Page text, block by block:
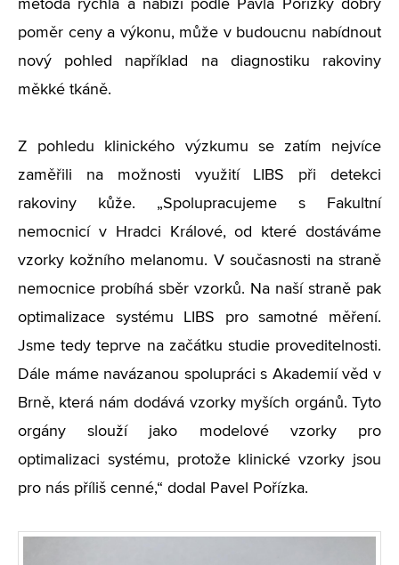
metoda rychlá a nabízí podle Pavla Pořízky dobrý
poměr ceny a výkonu, může v budoucnu nabídnout
nový pohled například na diagnostiku rakoviny
měkké tkáně.
Z pohledu klinického výzkumu se zatím nejvíce
zaměřili na možnosti využití LIBS při detekci
rakoviny kůže. „Spolupracujeme s Fakultní
nemocnicí v Hradci Králové, od které dostáváme
vzorky kožního melanomu. V současnosti na straně
nemocnice probíhá sběr vzorků. Na naší straně pak
optimalizace systému LIBS pro samotné měření.
Jsme tedy teprve na začátku studie proveditelnosti.
Dále máme navázanou spolupráci s Akademií věd v
Brně, která nám dodává vzorky myších orgánů. Tyto
orgány slouží jako modelové vzorky pro
optimalizaci systému, protože klinické vzorky jsou
pro nás příliš cenné,“ dodal Pavel Pořízka.